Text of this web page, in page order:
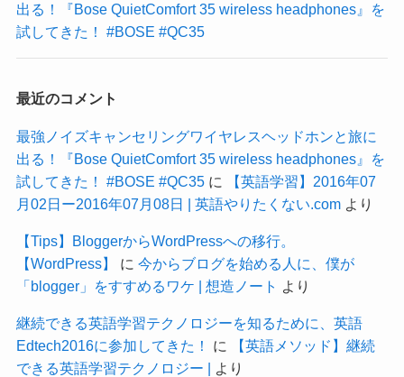
出る！『Bose QuietComfort 35 wireless headphones』を
試してきた！ #BOSE #QC35
最近のコメント
最強ノイズキャンセリングワイヤレスヘッドホンと旅に
出る！『Bose QuietComfort 35 wireless headphones』を
試してきた！ #BOSE #QC35に
【英語学習】2016年07
月02日ー2016年07月08日 | 英語やりたくない.comより
【Tips】BloggerからWordPressへの移行。
【WordPress】
に 今からブログを始める人に、僕が
「blogger」をすすめるワケ | 想造ノート より
継続できる英語学習テクノロジーを知るために、英語
Edtech2016に参加してきた！
に
【英語メソッド】継続
できる英語学習テクノロジー | より